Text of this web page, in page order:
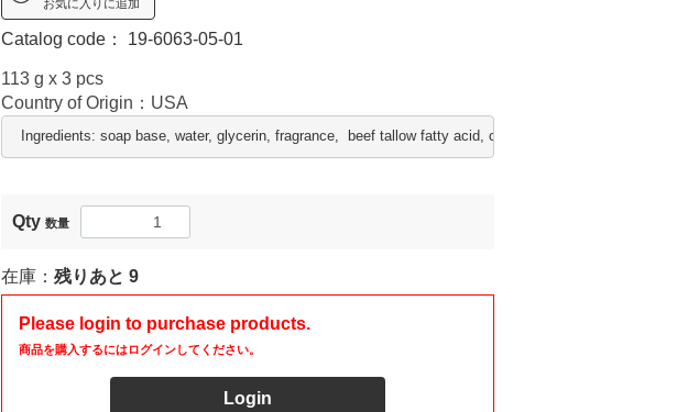
お気に入りに追加
Catalog code： 19-6063-05-01
113 g x 3 pcs
Country of Origin：USA
Ingredients: soap base, water, glycerin, fragrance,  beef tallow fatty acid, coconut palm fatty acid,
Qty 数量
在庫： 残りあと 9
Please login to purchase products.
商品を購入するにはログインしてください。
Login